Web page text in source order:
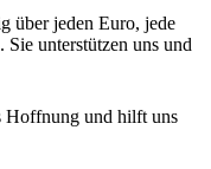
über jeden Euro, jede
Sie unterstützen uns und
Hoffnung und hilft uns